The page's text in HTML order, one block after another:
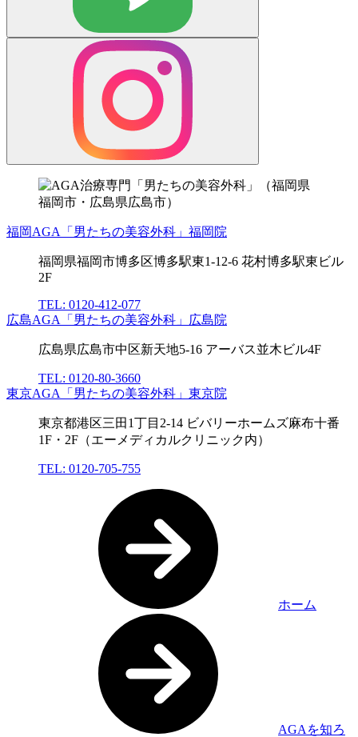
福岡AGA「男たちの美容外科」福岡院
福岡県福岡市博多区博多駅東1-12-6 花村博多駅東ビル
2F
TEL: 0120-412-077
広島AGA「男たちの美容外科」広島院
広島県広島市中区新天地5-16 アーバス並木ビル4F
TEL: 0120-80-3660
東京AGA「男たちの美容外科」東京院
東京都港区三田1丁目2-14 ビバリーホームズ麻布十番
1F・2F（エーメディカルクリニック内）
TEL: 0120-705-755
ホーム
AGAを知ろ